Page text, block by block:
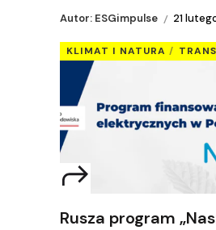
Autor: ESGimpulse 21
KLIMAT I NATURA
Rusza program